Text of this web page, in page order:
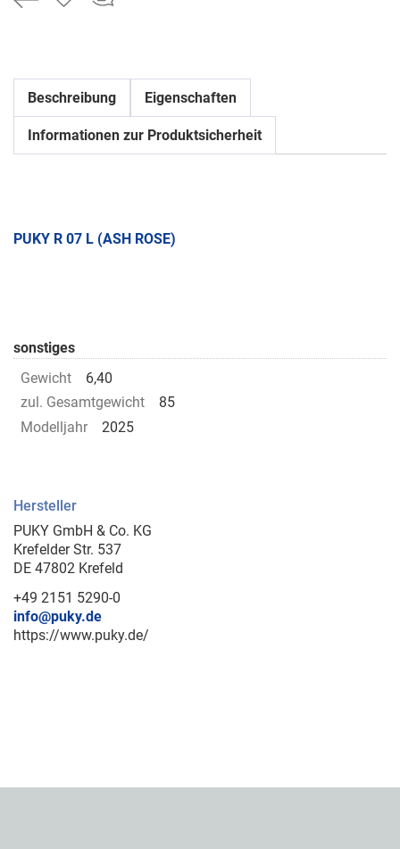
Beschreibung Eigenschaften
Informationen zur Produktsicherheit
PUKY R 07 L (ASH ROSE)
sonstiges
Gewicht
6,40
zul. Gesamtgewicht
85
Modelljahr
2025
Hersteller
PUKY GmbH & Co. KG
Krefelder Str. 537
DE 47802 Krefeld
+49 2151 5290-0
info@puky.de
https://www.puky.de/